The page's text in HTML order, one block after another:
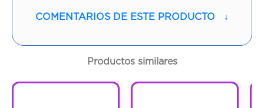
Vía de administración:ORAL
COMENTARIOS DE ESTE PRODUCTO ↓
Productos similares